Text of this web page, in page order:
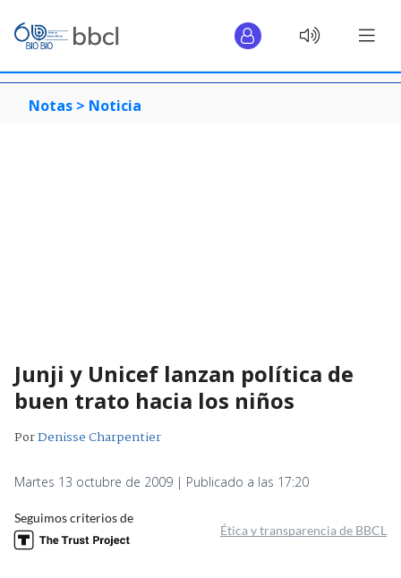
Notas > Noticia
Junji y Unicef lanzan política de
buen trato hacia los niños
PorDenisse Charpentier
Martes 13 octubre de 2009 | Publicado a las 17:20
Seguimos criterios de
Ética y transparencia de BBCL